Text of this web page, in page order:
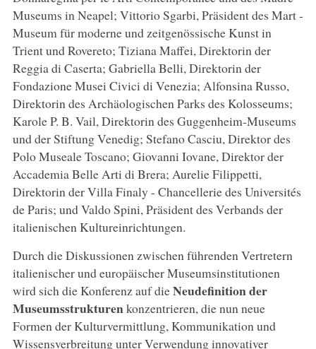
Museums in Neapel; Vittorio Sgarbi, Präsident des Mart -
Museum für moderne und zeitgenössische Kunst in
Trient und Rovereto; Tiziana Maffei, Direktorin der
Reggia di Caserta; Gabriella Belli, Direktorin der
Fondazione Musei Civici di Venezia; Alfonsina Russo,
Direktorin des Archäologischen Parks des Kolosseums;
Karole P. B. Vail, Direktorin des Guggenheim-Museums
und der Stiftung Venedig; Stefano Casciu, Direktor des
Polo Museale Toscano; Giovanni Iovane, Direktor der
Accademia Belle Arti di Brera; Aurelie Filippetti,
Direktorin der Villa Finaly - Chancellerie des Universités
de Paris; und Valdo Spini, Präsident des Verbands der
italienischen Kultureinrichtungen.
Durch die Diskussionen zwischen führenden Vertretern
italienischer und europäischer Museumsinstitutionen
wird sich die Konferenz auf dieNeudefinition der
Museumsstrukturenkonzentrieren, die nun neue
Formen der Kulturvermittlung, Kommunikation und
Wissensverbreitung unter Verwendung innovativer